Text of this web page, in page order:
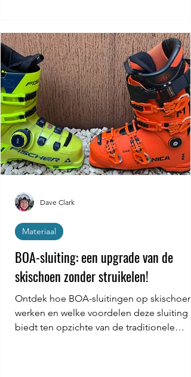
BOA-sluiting: een upgrade van de
skischoen zonder struikelen!
Ontdek hoe BOA-sluitingen op
werken en welke voordelen deze sluiting
biedt ten opzichte van de traditionele
Materiaal
Dave Clark